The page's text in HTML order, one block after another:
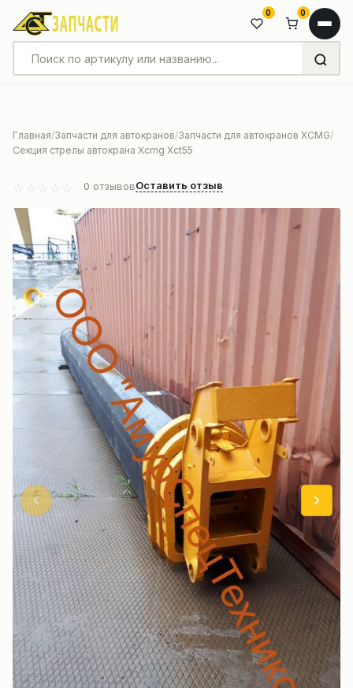
0 0
Главная Запчасти для автокранов Запчасти для автокранов XCMG
Секция стрелы автокрана Xcmg Xct55
0 отзывовОставить отзыв